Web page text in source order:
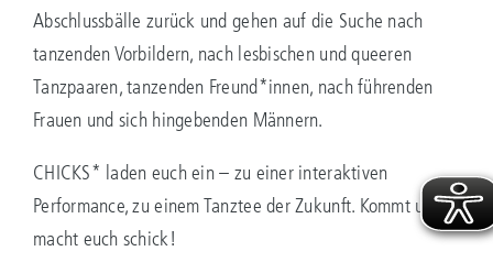
Abschlussbälle zurück und gehen auf die Suche nach
tanzenden Vorbildern, nach lesbischen und queeren
Tanzpaaren, tanzenden Freund*innen, nach führenden
Frauen und sich hingebenden Männern.
CHICKS* laden euch ein – zu einer interaktiven
Performance, zu einem Tanztee der Zukunft. Kommt und
macht euch schick!